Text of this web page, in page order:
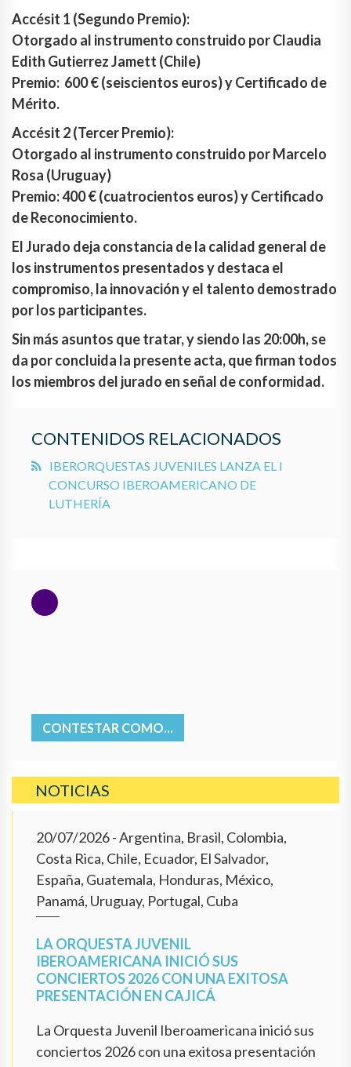
Accésit 1 (Segundo Premio):
Otorgado al instrumento construido por Claudia
Edith Gutierrez Jamett (Chile)
Premio: 600 € (seiscientos euros) y Certificado de
Mérito.
Accésit 2 (Tercer Premio):
Otorgado al instrumento construido por Marcelo
Rosa (Uruguay)
Premio: 400 € (cuatrocientos euros) y Certificado
de Reconocimiento.
El Jurado deja constancia de la calidad general de
los instrumentos presentados y destaca el
compromiso, la innovación y el talento demostrado
por los participantes.
Sin más asuntos que tratar, y siendo las 20:00h, se
da por concluida la presente acta, que firman todos
los miembros del jurado en señal de conformidad.
CONTENIDOS RELACIONADOS
IBERORQUESTAS JUVENILES LANZA EL I
CONCURSO IBEROAMERICANO DE
LUTHERÍA
CONTESTAR COMO...
NOTICIAS
20/07/2026- Argentina, Brasil, Colombia,
Costa Rica, Chile, Ecuador, El Salvador,
España, Guatemala, Honduras, México,
Panamá, Uruguay, Portugal, Cuba
LA ORQUESTA JUVENIL
IBEROAMERICANA INICIÓ SUS
CONCIERTOS 2026 CON UNA EXITOSA
PRESENTACIÓN EN CAJICÁ
La Orquesta Juvenil Iberoamericana inició sus
conciertos 2026 con una exitosa presentación